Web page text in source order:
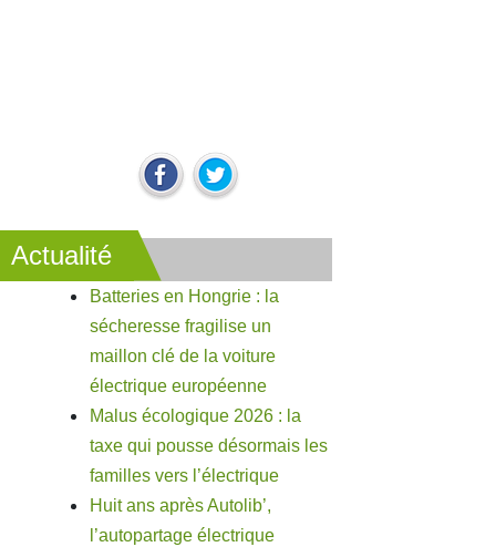
Actualité
Batteries en Hongrie : la
sécheresse fragilise un
maillon clé de la voiture
électrique européenne
Malus écologique 2026 : la
taxe qui pousse désormais les
familles vers l’électrique
Huit ans après Autolib’,
l’autopartage électrique